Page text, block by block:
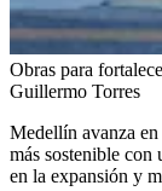
Obras para
Guillermo Torres
Medellín avanza
más sostenible con
en la expansión y